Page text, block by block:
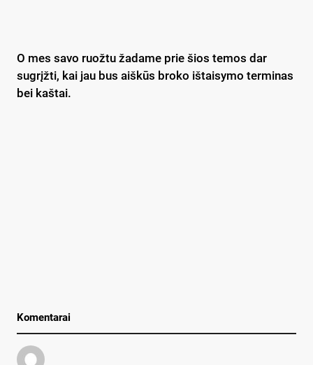
O mes savo ruožtu žadame prie šios temos dar
sugrįžti, kai jau bus aiškūs broko ištaisymo terminas
bei kaštai.
Komentarai